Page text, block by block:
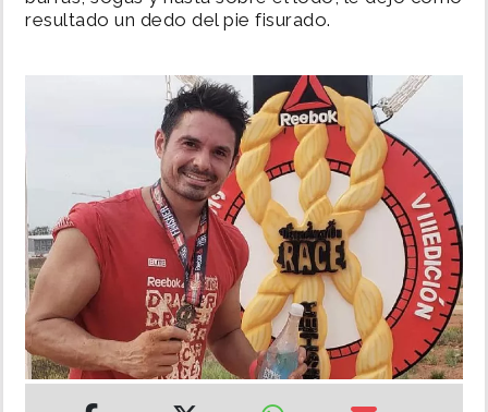
NACIONAL
DEPORTES
MUNDO
INSÓLITAS
resultado un dedo del pie fisurado.